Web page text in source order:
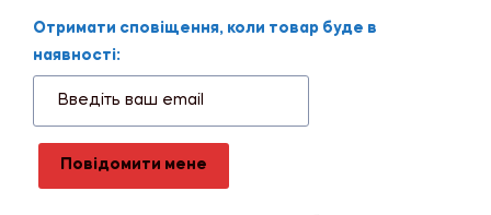
Отримати сповіщення, коли товар буде в
наявності:
Повідомити мене